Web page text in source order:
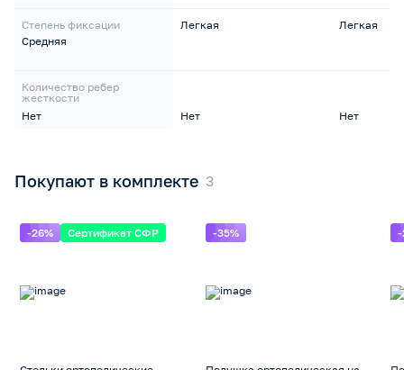
Степень фиксации
Средняя
Количество ребер
жесткости
Нет
Легкая
Нет
Легкая
Нет
Покупают в комплекте
-26% Сертификат СФР -35% -